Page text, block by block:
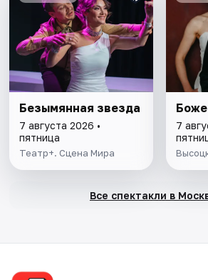
Безымянная звезда
7 августа 2026 •
пятница
Театр+. Сцена Мира
7
Все спектакли в